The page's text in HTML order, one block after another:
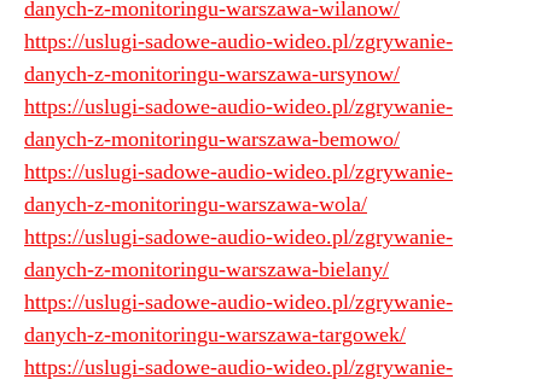
danych-z-monitoringu-warszawa-wilanow/
https://uslugi-sadowe-audio-wideo.pl/zgrywanie-
danych-z-monitoringu-warszawa-ursynow/
https://uslugi-sadowe-audio-wideo.pl/zgrywanie-
danych-z-monitoringu-warszawa-bemowo/
https://uslugi-sadowe-audio-wideo.pl/zgrywanie-
danych-z-monitoringu-warszawa-wola/
https://uslugi-sadowe-audio-wideo.pl/zgrywanie-
danych-z-monitoringu-warszawa-bielany/
https://uslugi-sadowe-audio-wideo.pl/zgrywanie-
danych-z-monitoringu-warszawa-targowek/
https://uslugi-sadowe-audio-wideo.pl/zgrywanie-